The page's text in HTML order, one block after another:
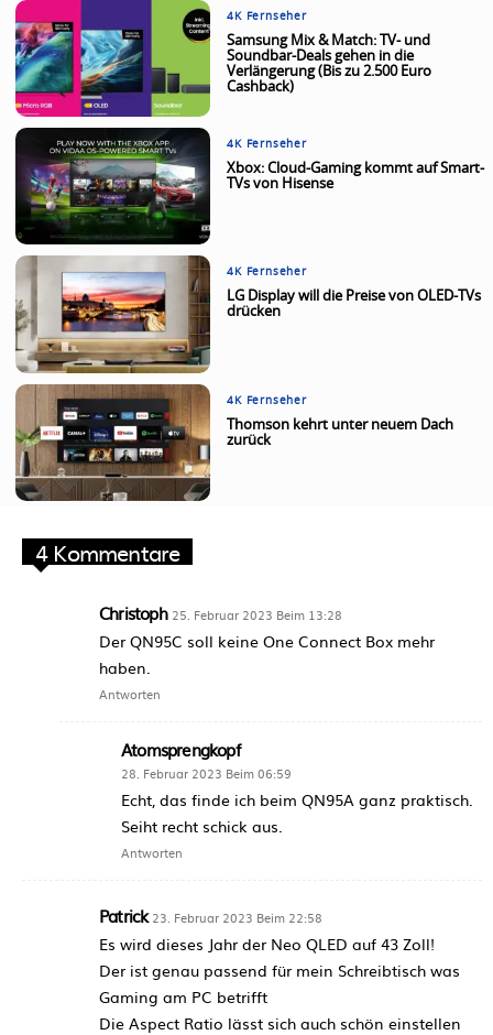
4K Fernseher
Samsung Mix & Match: TV- und
Soundbar-Deals gehen in die
Verlängerung (Bis zu 2.500 Euro
Cashback)
4K Fernseher
Xbox: Cloud-Gaming kommt auf Smart-
TVs von Hisense
4K Fernseher
LG Display will die Preise von OLED-TVs
drücken
4K Fernseher
Thomson kehrt unter neuem Dach
zurück
4 Kommentare
Christoph 25. Februar 2023 Beim 13:28
Der QN95C soll keine One Connect Box mehr
haben.
Antworten
Atomsprengkopf
28. Februar 2023 Beim 06:59
Echt, das finde ich beim QN95A ganz praktisch.
Seiht recht schick aus.
Antworten
Patrick 23. Februar 2023 Beim 22:58
Es wird dieses Jahr der Neo QLED auf 43 Zoll!
Der ist genau passend für mein Schreibtisch was
Gaming am PC betrifft
Die Aspect Ratio lässt sich auch schön einstellen